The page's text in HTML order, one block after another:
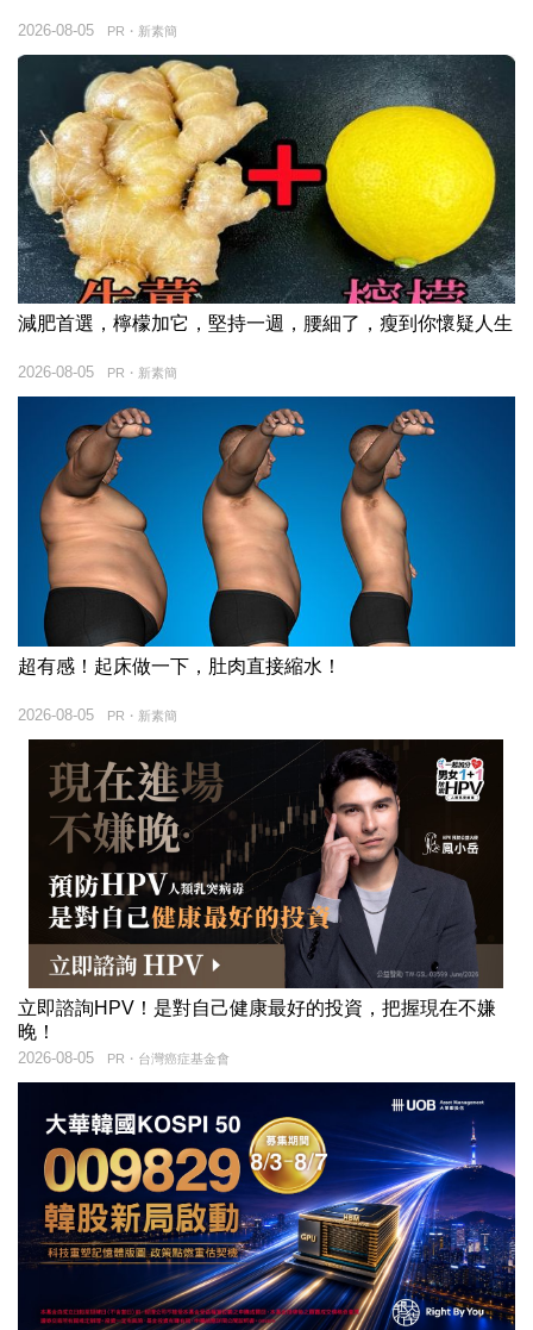
PR・新素簡
2026-08-05
減肥首選，檸檬加它，堅持一週，腰細了，瘦到你懷疑人生
PR・新素簡
2026-08-05
超有感！起床做一下，肚肉直接縮水！
PR・新素簡
2026-08-05
立即諮詢HPV！是對自己健康最好的投資，把握現在不嫌
晚！
PR・台灣癌症基金會
2026-08-05